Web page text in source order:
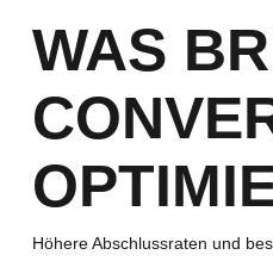
WAS
Höhere Abschlussraten und